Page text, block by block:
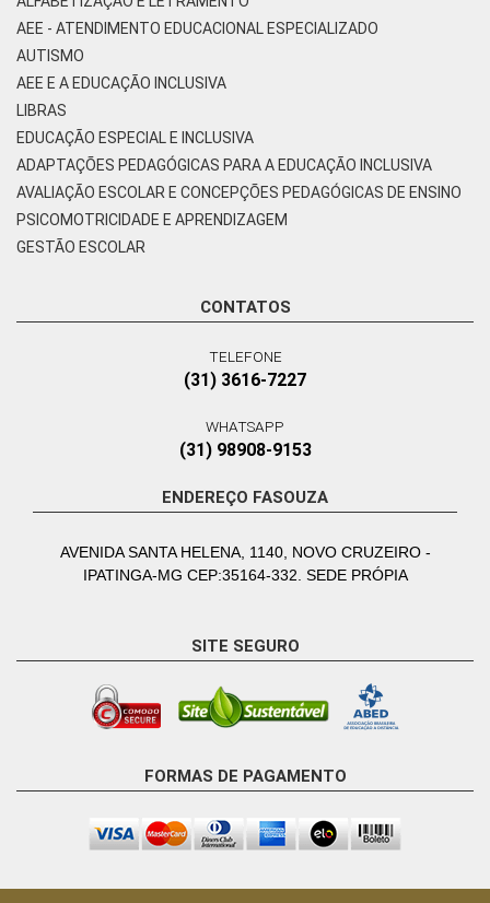
AEE - ATENDIMENTO EDUCACIONAL ESPECIALIZADO
AUTISMO
AEE E A EDUCAÇÃO INCLUSIVA
LIBRAS
EDUCAÇÃO ESPECIAL E INCLUSIVA
ADAPTAÇÕES PEDAGÓGICAS PARA A EDUCAÇÃO INCLUSIVA
AVALIAÇÃO ESCOLAR E CONCEPÇÕES PEDAGÓGICAS DE ENSINO
PSICOMOTRICIDADE E APRENDIZAGEM
GESTÃO ESCOLAR
CONTATOS
TELEFONE
(31) 3616-7227
WHATSAPP
(31) 98908-9153
ENDEREÇO FASOUZA
AVENIDA SANTA HELENA, 1140, NOVO CRUZEIRO -
IPATINGA-MG CEP:35164-332. SEDE PRÓPIA
SITE SEGURO
FORMAS DE PAGAMENTO